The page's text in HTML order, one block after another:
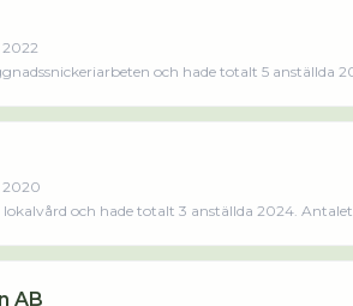
2022
och hade totalt 5 anställda
mindre
2020
och hade totalt 3 anställda 2024.
AB